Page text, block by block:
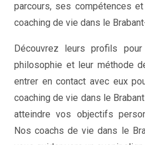
parcours, ses compétences
coaching de vie dans le
Découvrez leurs profils
philosophie et leur méthode
entrer en contact avec eux
coaching de vie dans le
atteindre vos objectifs
Nos coachs de vie dans le